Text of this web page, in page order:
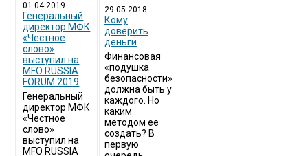
01.04.2019
Генеральный
директор МФК
«Честное
слово»
выступил на
MFO RUSSIA
FORUM 2019
Генеральный
директор МФК
«Честное
слово»
выступил на
MFO RUSSIA
29.05.2018
Кому
доверить
деньги
Финансовая
«подушка
безопасности»
должна быть у
каждого. Но
каким
методом ее
создать? В
первую